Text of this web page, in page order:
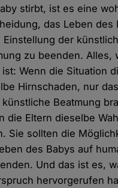
stirbt, ist es eine
das Leben des
Einstellung der
zu beenden. Alles,
ist: Wenn die Situation
Hirnschaden, nur
Beatmung
die Eltern dieselbe
Sie sollten die
des Babys auf
Und das ist es,
hervorgerufen